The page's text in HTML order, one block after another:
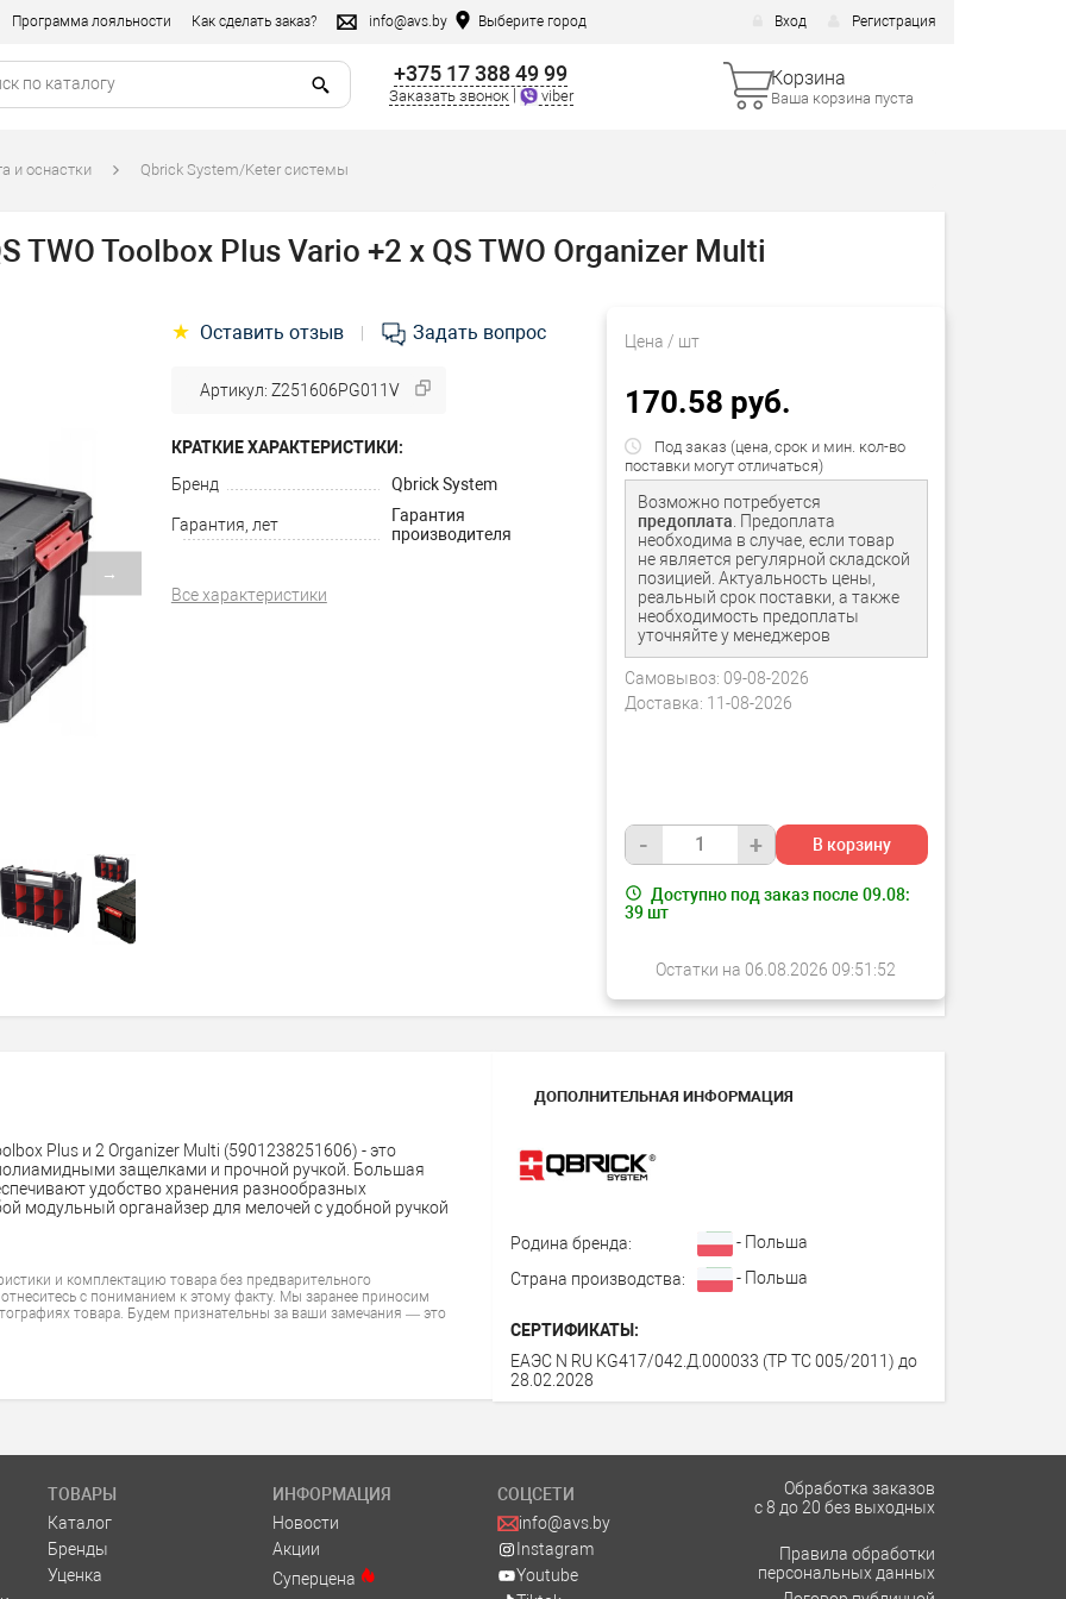
Программа лояльности Как сделать заказ? info@avs.by Выберите город Вход Регистрация
+375 17 388 49 99
Заказать звонок viber
Корзина
Ваша корзина пуста
и оснастки Qbrick System/Keter системы
Toolbox Plus Vario +2 x QS TWO Organizer Multi
→
Цена / шт
170.58 руб.
Под заказ (цена, срок и мин. кол-во
поставки могут отличаться)
Возможно потребуется
предоплата . Предоплата
необходима в случае, если товар
не является регулярной складской
позицией. Актуальность цены,
реальный срок поставки, а также
необходимость предоплаты
уточняйте у менеджеров
Самовывоз: 09-08-2026
Доставка: 11-08-2026
- + В корзину
Доступно под заказ после 09.08:
39шт
Остатки на 06.08.2026 09:51:52
★ Оставить отзыв Задать вопрос
Артикул: Z251606PG011V
КРАТКИЕ ХАРАКТЕРИСТИКИ:
Бренд
Qbrick System
Гарантия, лет
Гарантия
производителя
Все характеристики
Plus и 2 Organizer Multi (5901238251606) - это
защелками и прочной ручкой. Большая
удобство хранения разнообразных
модульный органайзер для мелочей c удобной ручкой
и комплектацию товара без предварительного
с пониманием к этому факту. Мы заранее приносим
товара. Будем признательны за ваши замечания — это
ДОПОЛНИТЕЛЬНАЯ ИНФОРМАЦИЯ
Родина бренда:
- Польша
Страна производства:
- Польша
СЕРТИФИКАТЫ:
ЕАЭС N RU KG417/042.Д.000033 (ТР ТС 005/2011) до
28.02.2028
ТОВАРЫ
Каталог
Бренды
Уценка
ИНФОРМАЦИЯ
Новости
Акции
Суперцена
СОЦСЕТИ
info@avs.by
Instagram
Youtube
Обработка заказов
с 8 до 20 без выходных
Правила обработки
персональных данных